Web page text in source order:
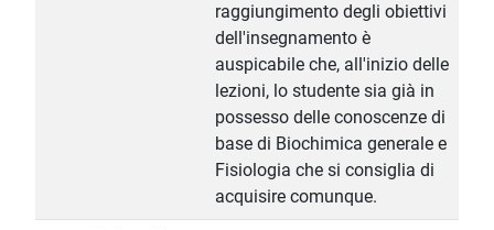
raggiungimento degli obiettivi
dell'insegnamento è
auspicabile che, all'inizio delle
lezioni, lo studente sia già in
possesso delle conoscenze di
base di Biochimica generale e
Fisiologia che si consiglia di
acquisire comunque.